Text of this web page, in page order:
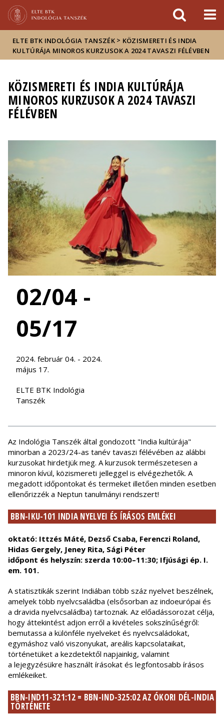
sajtóban
ELTE BTK INDOLÓGIA TANSZÉK > KÖZISMERETI ÉS INDIA
KULTÚRÁJA MINOROS KURZUSOK A 2024 TAVASZI FÉLÉVBEN
KÖZISMERETI ÉS INDIA KULTÚRÁJA
MINOROS KURZUSOK A 2024 TAVASZI
FÉLÉVBEN
02/04 -
05/17
2024. február 04. - 2024.
május 17.
ELTE BTK Indológia
Tanszék
Az Indológia Tanszék által gondozott "India kultúrája"
minorban a 2023/24-as tanév tavaszi félévében az alábbi
kurzusokat hirdetjük meg. A kurzusok természetesen a
minoron kívül, közismereti jelleggel is elvégezhetők. A
megadott időpontokat és termeket illetően minden esetben
ellenőrizzék a Neptun tanulmányi rendszert!
BBN-IKU-101 INDIA NYELVEI ÉS ÍRÁSOS EMLÉKEI
oktató: Ittzés Máté, Dezső Csaba, Ferenczi Roland,
Hidas Gergely, Jeney Rita, Sági Péter
időpont és helyszín: szerda 10:00–11:30; Ifjúsági ép. I.
em. 101.
A statisztikák szerint Indiában több száz nyelvet beszélnek,
amelyek több nyelvcsaládba (elsősorban az indoeurópai és
a dravida nyelvcsaládba) tartoznak. Az előadássorozat célja,
hogy áttekintést adjon erről a kivételes sokszínűségről:
bemutassa a különféle nyelveket és nyelvcsaládokat,
egymáshoz való viszonyukat, areális kapcsolataikat,
történetüket a kezdetektől napjainkig, valamint
a lejegyzésükre használt írásokat és legfontosabb írásos
emlékeiket.
BBN-IND11-321:12 = BBN-IND-325:02 AZ ÓKORI DÉL-INDIA
TÖRTÉNETE